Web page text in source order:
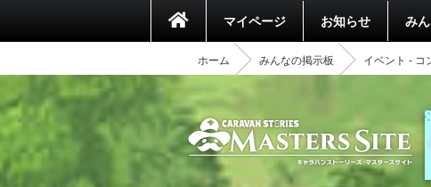
マイページ お知らせ み
ホーム みんなの掲示板 イベント - コ